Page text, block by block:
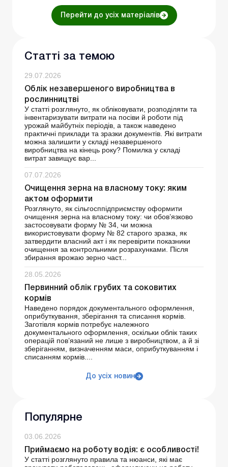
Перейти до усіх матеріалів
Статті за темою
29.07.2026
Облік незавершеного виробництва в
рослинництві
У статті розглянуто, як обліковувати, розподіляти та
інвентаризувати витрати на посіви й роботи під
урожай майбутніх періодів, а також наведено
практичні приклади та зразки документів. Які витрати
можна залишити у складі незавершеного
виробництва на кінець року? Помилка у складі
витрат завищує вар...
07.07.2026
Очищення зерна на власному току: яким
актом оформити
Розглянуто, як сільгосппідприємству оформити
очищення зерна на власному току: чи обов’язково
застосовувати форму № 34, чи можна
використовувати форму № 82 старого зразка, як
затвердити власний акт і як перевірити показники
очищення за контрольними розрахунками. Після
збирання врожаю зерно част...
28.05.2026
Первинний облік грубих та соковитих
кормів
Наведено порядок документального оформлення,
оприбуткування, зберігання та списання кормів.
Заготівля кормів потребує належного
документального оформлення, оскільки облік таких
операцій пов’язаний не лише з виробництвом, а й зі
зберіганням, визначенням маси, оприбуткуванням і
списанням кормів....
До усіх новин
Популярне
03.06.2026
Приймаємо на роботу водія: є особливості!
У статті розглянуто правила та нюанси, які має